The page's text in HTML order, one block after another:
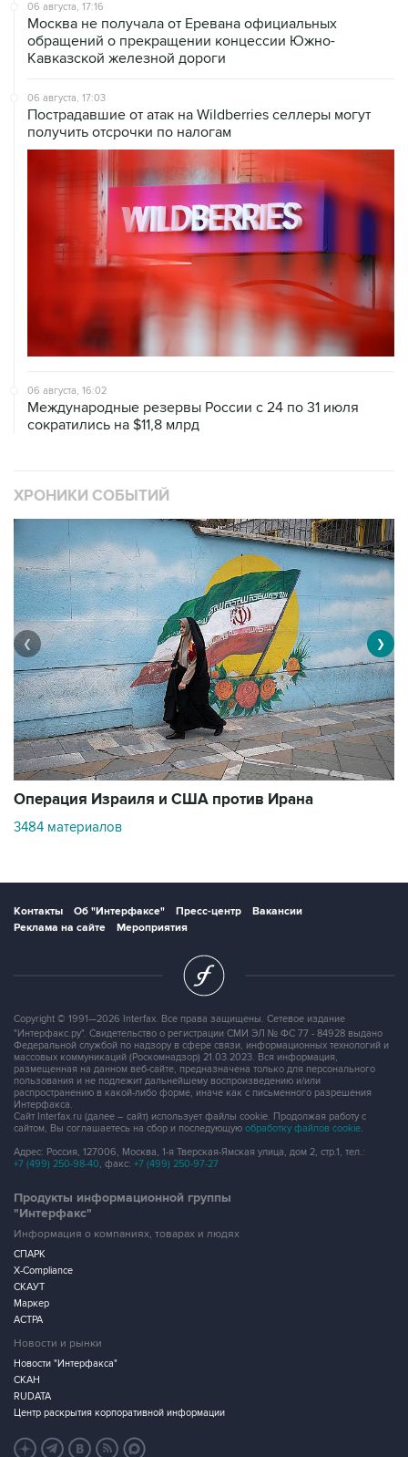
06 августа, 17:16
Москва не получала от Еревана официальных
обращений о прекращении концессии Южно-
Кавказской железной дороги
06 августа, 17:03
Пострадавшие от атак на Wildberries селлеры могут
получить отсрочки по налогам
06 августа, 16:02
Международные резервы России с 24 по 31 июля
сократились на $11,8 млрд
ХРОНИКИ СОБЫТИЙ
Операция Израиля и США против Ирана
3484 материалов
❮ ❯
Контакты Об "Интерфаксе" Пресс-центр
Вакансии
Реклама на сайте
Мероприятия
Copyright © 1991—2026 Interfax. Все права защищены. Сетевое издание
"Интерфакс.ру". Свидетельство о регистрации СМИ ЭЛ № ФС 77 - 84928 выдано
Федеральной службой по надзору в сфере связи, информационных технологий и
массовых коммуникаций (Роскомнадзор) 21.03.2023. Вся информация,
размещенная на данном веб-сайте, предназначена только для персонального
пользования и не подлежит дальнейшему воспроизведению и/или
распространению в какой-либо форме, иначе как с письменного разрешения
Интерфакса.
Сайт Interfax.ru (далее – сайт) использует файлы cookie. Продолжая работу с
сайтом, Вы соглашаетесь на сбор и последующую обработку файлов cookie.
Адрес: Россия, 127006, Москва, 1-я Тверская-Ямская улица, дом 2, стр.1, тел.:
+7 (499) 250-98-40, факс: +7 (499) 250-97-27
Продукты информационной группы
"Интерфакс"
Информация о компаниях, товарах и людях
СПАРК
X-Compliance
СКАУТ
Маркер
АСТРА
Новости и рынки
Новости "Интерфакса"
СКАН
RUDATA
Центр раскрытия корпоративной информации